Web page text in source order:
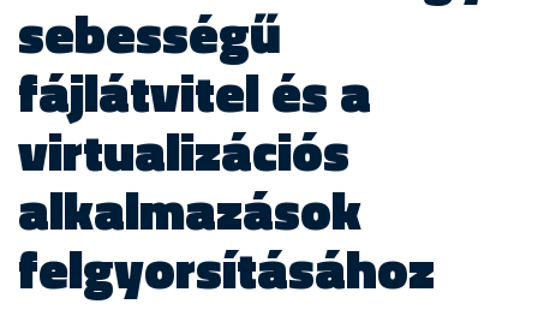
sebességű
fájlátvitel és a
virtualizációs
alkalmazások
felgyorsításához